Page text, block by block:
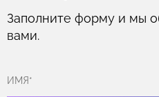
Заполните форму и мы
вами.